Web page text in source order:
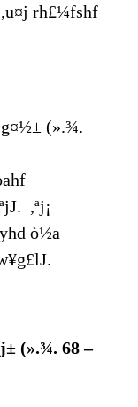
rh£¼fshf
(».¾.
,ªj¡
ò½a
(».¾. 68 –